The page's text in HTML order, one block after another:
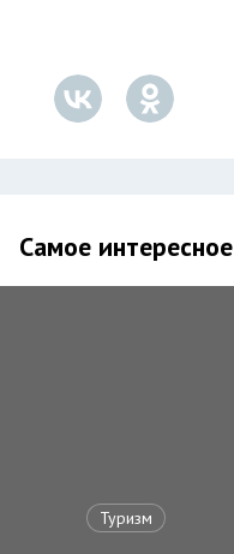
Самое интересное
Туризм